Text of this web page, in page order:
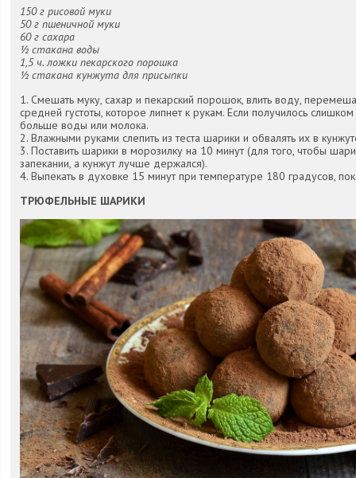
150 г рисовой муки
50 г пшеничной муки
60 г сахара
½ стакана воды
1,5 ч. ложки пекарского порошка
½ стакана кунжута для присыпки
1. Смешать муку, сахар и пекарский порошок, влить воду,
средней густоты, которое липнет к рукам. Если получилось слишком
больше воды или молока.
2. Влажными руками слепить из теста шарики и обвалять их в
3. Поставить шарики в морозилку на 10 минут (для того, чтобы
запекании, а кунжут лучше держался).
4. Выпекать в духовке 15 минут при температуре 180 градусов,
ТРЮФЕЛЬНЫЕ ШАРИКИ